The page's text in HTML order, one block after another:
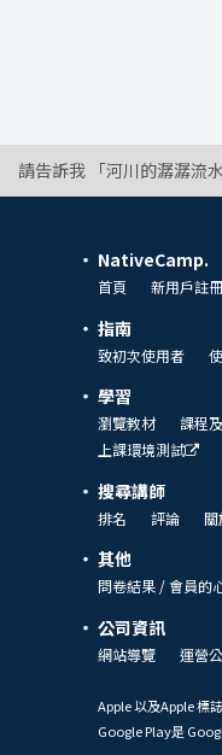
請告訴我 「河川的潺潺流
NativeCamp.
首頁 新用戶註冊
指南
致初次使用者
學習
瀏覽教材 課程
上課環境測試
搜尋講師
排名 評論 關
其他
問卷結果 / 會員的
公司資訊
網站導覽 運營
Apple 以及Apple 標
Google Play是